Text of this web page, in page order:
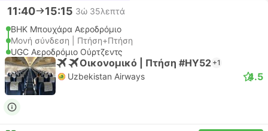
11:40 15:15 3ώ 35λεπτά
BHK Μπουχάρα Αεροδρόμιο
Μονή σύνδεση | Πτήση+Πτήση
UGC Αεροδρόμιο Ούρτζεντς
Οικονομικό | Πτήση #HY52 +1
Uzbekistan Airways 4.5